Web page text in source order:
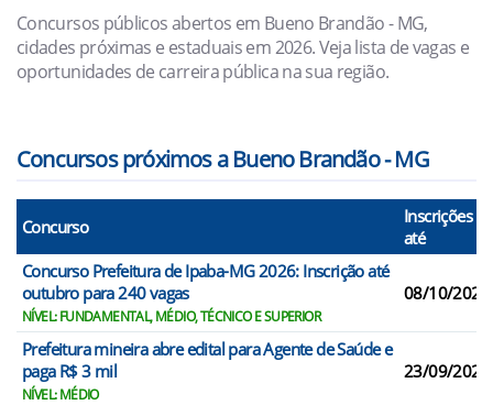
Concursos públicos abertos em Bueno Brandão - MG,
cidades próximas e estaduais em 2026. Veja lista de vagas e
oportunidades de carreira pública na sua região.
Concursos próximos a Bueno Brandão - MG
Concurso
Inscrições
até
Concurso Prefeitura de Ipaba-MG 2026: Inscrição até
outubro para 240 vagas
NÍVEL: FUNDAMENTAL, MÉDIO, TÉCNICO E SUPERIOR
08/10/2026
Prefeitura mineira abre edital para Agente de Saúde e
paga R$ 3 mil
NÍVEL: MÉDIO
23/09/2026